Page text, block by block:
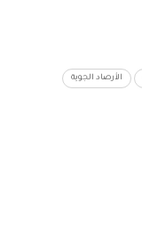
الأرصاد الجوية